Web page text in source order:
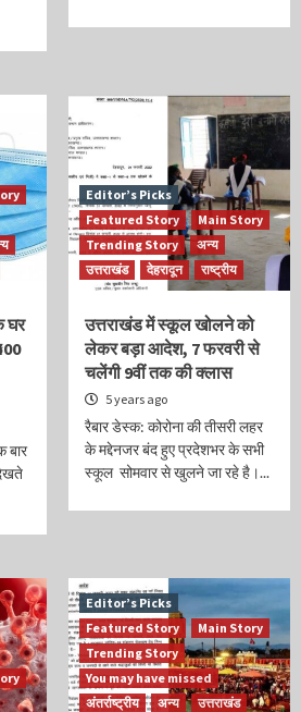
घर
बार
Editor’s Picks
Featured Story
Main Story
Trending Story
अन्य
उत्तराखंड
देहरादून राष्ट्रीय
उत्तराखंड में स्कूल खोलने को
लेकर बड़ा आदेश, 7 फरवरी से
चलेंगी 9वीं तक की क्लास
5 years ago
रैबार डेस्क: कोरोना की तीसरी लहर
के मद्देनजर बंद हुए प्रदेशभर के सभी
स्कूल सोमवार से खुलने जा रहे है।...
Editor’s Picks
Featured Story
Main Story
Trending Story
You may have missed
अंतर्राष्ट्रीय
अन्य
उत्तराखंड